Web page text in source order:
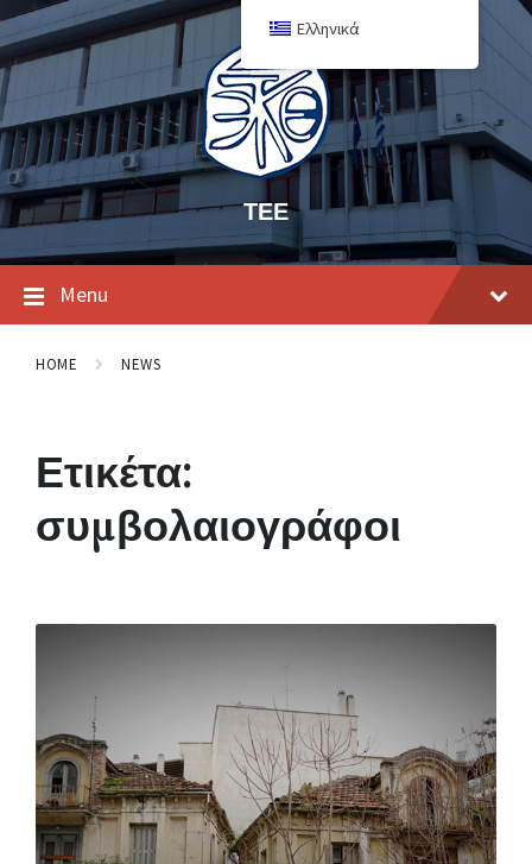
ΤΕΕ
Menu
HOME NEWS
Ετικέτα:
συμβολαιογράφοι
Περισσότερα
Ελληνικά